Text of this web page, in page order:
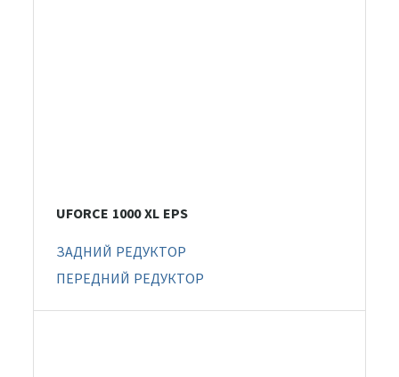
UFORCE 1000 XL EPS
ЗАДНИЙ РЕДУКТОР
ПЕРЕДНИЙ РЕДУКТОР